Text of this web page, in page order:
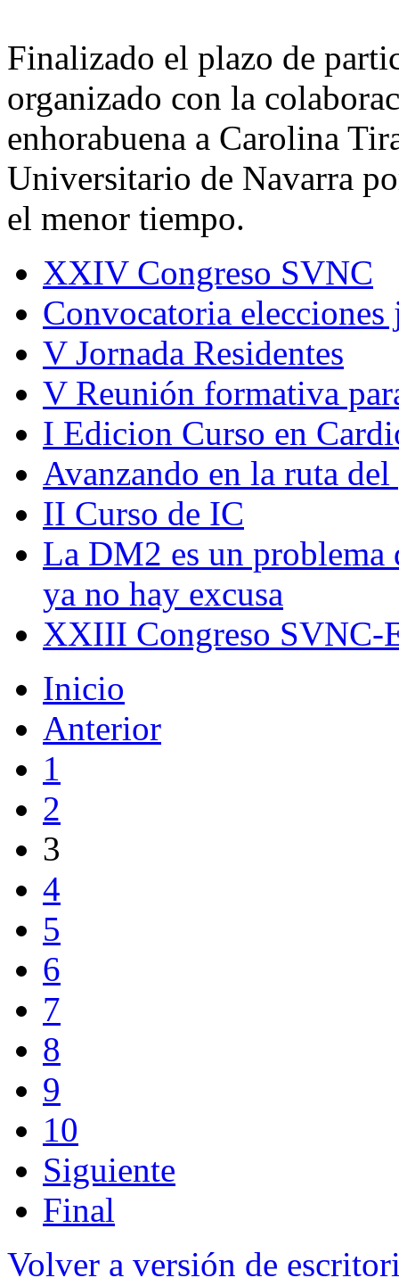
Finalizado el plazo de
organizado con la
enhorabuena a Carolina
Universitario de Navarra
el menor tiempo.
XXIV Congreso SVNC
Convocatoria
V Jornada Residentes
V Reunión formativa
I Edicion Curso en
Avanzando en la ruta
II Curso de IC
La DM2 es un problema
ya no hay excusa
XXIII Congreso SVNC-
Inicio
Anterior
1
2
3
4
5
6
7
8
9
10
Siguiente
Final
Volver a versión de